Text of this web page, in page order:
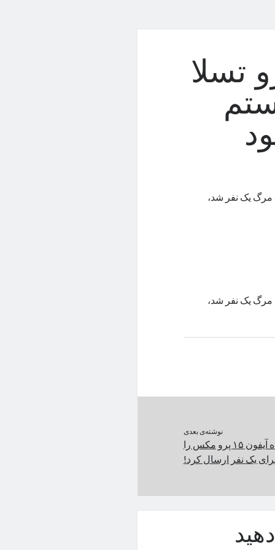
تسلا
سیستم
کالیفرنیا که باعث مرگ یک نفر شد،
کالیفرنیا که باعث مرگ یک نفر شد،
نوشته‌ی بعدی
اپل به‌اشتباه ۶۰ دستگاه آیفون ۱۵ پرو مکس را
یک نفر ارسال کرد!